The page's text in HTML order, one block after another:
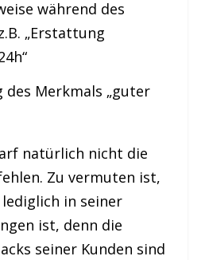
während des
„Erstattung
des Merkmals „guter
natürlich nicht die
Zu vermuten ist,
in seiner
ist, denn die
seiner Kunden sind